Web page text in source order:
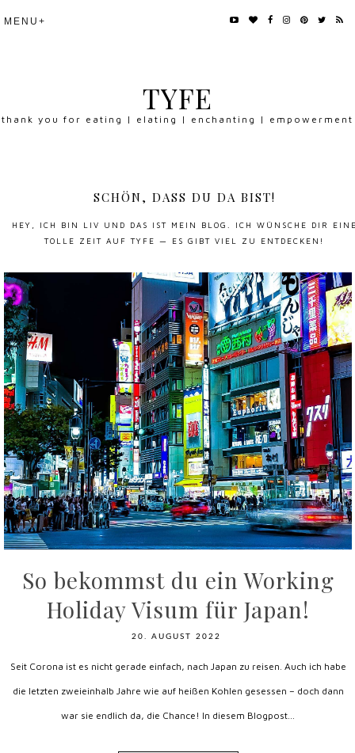
TYFE
thank you for eating | elating | enchanting | empowerment
SCHÖN, DASS DU DA BIST!
HEY, ICH BIN LIV UND DAS IST MEIN BLOG. ICH WÜNSCHE DIR
TOLLE ZEIT AUF TYFE — ES GIBT VIEL ZU ENTDECKEN!
So bekommst du ein Working
Holiday Visum für Japan!
20. AUGUST 2022
Seit Corona ist es nicht gerade einfach, nach Japan zu reisen. Auch ich habe
die letzten zweieinhalb Jahre wie auf heißen Kohlen gesessen – doch dann
war sie endlich da, die Chance! In diesem Blogpost...